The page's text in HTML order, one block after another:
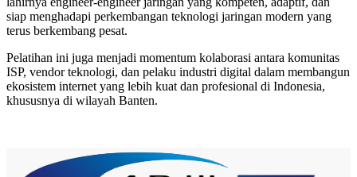
siap menghadapi perkembangan teknologi jaringan modern yang
terus berkembang pesat.
Pelatihan ini juga menjadi momentum kolaborasi antara komunitas
ISP, vendor teknologi, dan pelaku industri digital dalam membangun
ekosistem internet yang lebih kuat dan profesional di Indonesia,
khususnya di wilayah Banten.